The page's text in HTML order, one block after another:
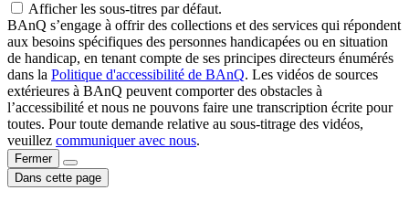
Afficher les sous-titres par défaut.
BAnQ s’engage à offrir des collections et des services qui répondent
aux besoins spécifiques des personnes handicapées ou en situation
de handicap, en tenant compte de ses principes directeurs énumérés
dans la Politique d'accessibilité de BAnQ. Les vidéos de sources
extérieures à BAnQ peuvent comporter des obstacles à
l’accessibilité et nous ne pouvons faire une transcription écrite pour
toutes. Pour toute demande relative au sous-titrage des vidéos,
veuillez communiquer avec nous.
Fermer
Dans cette page